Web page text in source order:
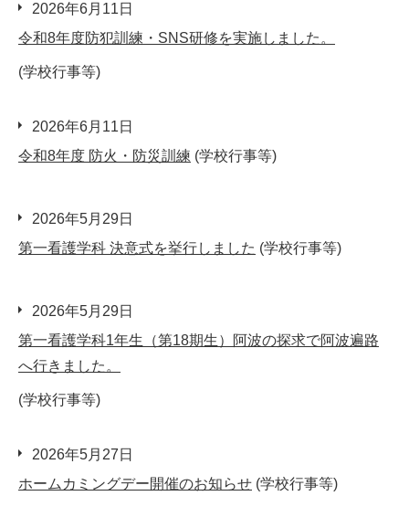
2026年6月11日
令和8年度防犯訓練・SNS研修を実施しました。
(学校行事等)
2026年6月11日
令和8年度 防火・防災訓練 (学校行事等)
2026年5月29日
第一看護学科 決意式を挙行しました (学校行事等)
2026年5月29日
第一看護学科1年生（第18期生）阿波の探求で阿波遍路
へ行きました。
(学校行事等)
2026年5月27日
ホームカミングデー開催のお知らせ (学校行事等)